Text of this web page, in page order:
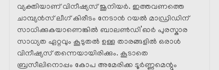
വ്യക്തിയാണ് വിനീഷ്യസ് ജൂനിയർ. ഇത്തവണത്തെ
ചാമ്പ്യൻസ് ലീഗ് കിരീടം നേടാൻ റയൽ മാഡ്രിഡിന്
സാധിക്കുകയാണെങ്കിൽ ബാലൺഡി’ഓർ പുരസ്കാര
സാധ്യത ഏറ്റവും കൂടുതൽ ഉള്ള താരങ്ങളിൽ ഒരാൾ
വിനീഷ്യസ് തന്നെയായിരിക്കും. കൂടാതെ
ബ്രസീലിനൊപ്പം കോപ അമേരിക്ക ടൂർണ്ണമെന്റും